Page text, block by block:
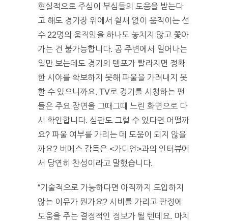
현실적으로 주심이 부심들의 도움을 받는다
고 해도 경기장 위에서 쉴새 없이 움직이는 선
수 22명의 움직임을 하나도 놓치지 않고 쫓아
가는 건 불가능합니다. 공 주변에서 일어나는
일만 보는데도 경기의 템포가 빨라지면 정확
한 시야를 확보하지 못해 파울을 가려내지 못
할 수 있으니까요. TV로 경기를 시청하는 팬
들은 주요 장면을 그때그때 느린 화면으로 다
시 확인합니다. 심판도 그럴 수 있다면 어떨까
요? 파울 여부를 가리는 데 도움이 되지 않을
까요? 버메스 감독은 <가디언>과의 인터뷰에
서 당연히 찬성이라고 말했습니다.
“기술적으로 가능하다면 아직까지 도입하지
않는 이유가 뭔가요? 시비를 가리고 판정에
도움을 주는 결정적인 정보가 될 텐데요. 마치